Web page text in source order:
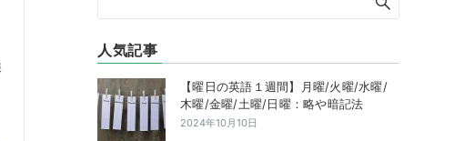
人気記事
【曜日の英語１週間】月曜/火曜/水曜/
木曜/金曜/土曜/日曜：略や暗記法
2024年10月10日